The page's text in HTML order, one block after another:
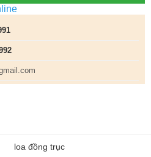
loa đồng trục